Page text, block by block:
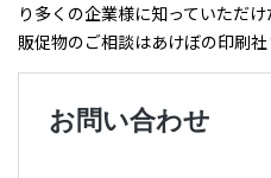
り多くの企業様に知っていただ
販促物のご相談はあけぼの印刷社